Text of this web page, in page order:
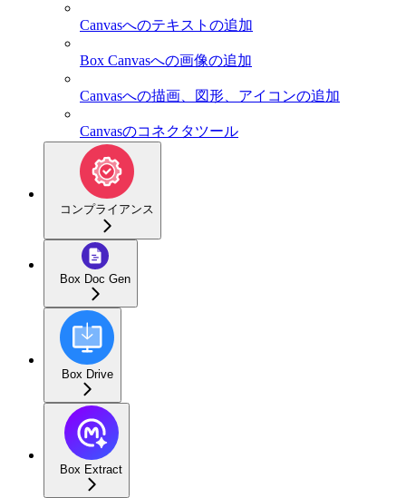
Canvasへのテキストの追加
Box Canvasへの画像の追加
Canvasへの描画、図形、アイコンの追加
Canvasのコネクタツール
コンプライアンス
Box Doc Gen
Box Drive
Box Extract